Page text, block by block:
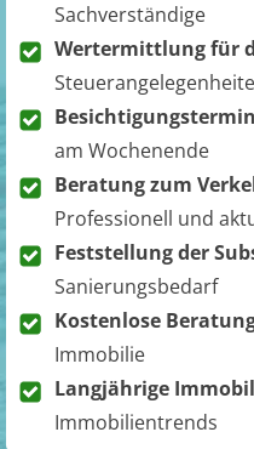
Sachverständige
Wertermittlung für
am Wochenende
Beratung zum
Professionell und
Feststellung der
Sanierungsbedarf
Kostenlose
Immobilie
Langjährige
Immobilientrends